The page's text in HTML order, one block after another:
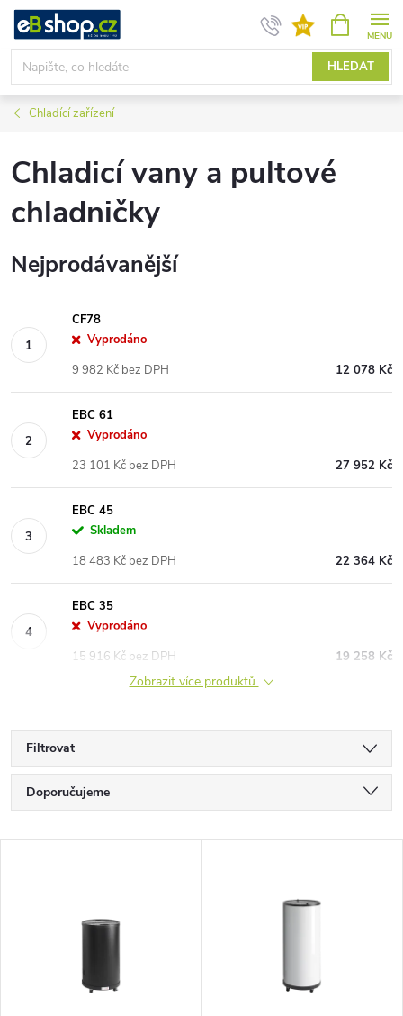
Přejít
obsah
HLEDAT
NÁKUPNÍ
KOŠÍK
Chladící zařízení
Chladicí vany a pultové
chladničky
Nejprodávanější
CF78
Vyprodáno
12 078 Kč
9 982 Kč bez DPH
EBC 61
Vyprodáno
27 952 Kč
23 101 Kč bez DPH
EBC 45
Skladem
22 364 Kč
18 483 Kč bez DPH
EBC 35
Vyprodáno
19 258 Kč
15 916 Kč bez DPH
Zobrazit více produktů
Filtrovat
Ř
a
Doporučujeme